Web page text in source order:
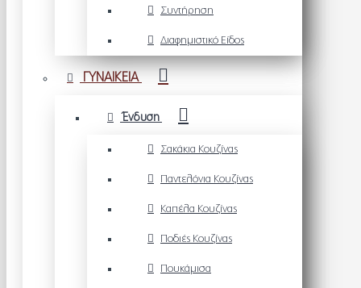
Συντήρηση
Διαφημιστικό Είδος
ΓΥΝΑΙΚΕΙΑ
Ένδυση
Σακάκια Κουζίνας
Παντελόνια Κουζίνας
Καπέλα Κουζίνας
Ποδιές Κουζίνας
Πουκάμισα